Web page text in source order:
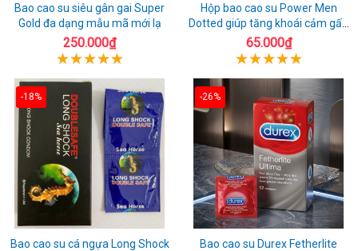
Bao cao su siêu gân gai Super
Gold đa dạng mẫu mã mới lạ
250.000₫
Hộp bao cao su Power Men
Dotted giúp tăng khoái cảm gấp
đôi
65.000₫
-18%
Bao cao su cá ngựa Long Shock
-26%
Bao cao su Durex Fetherlite